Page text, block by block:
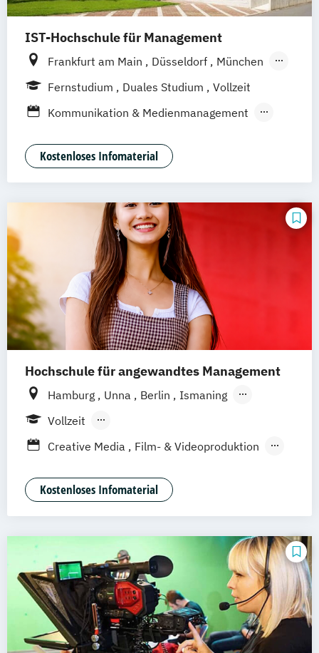
IST-Hochschule für Management
Frankfurt am Main Düsseldorf
München
Berlin
Hamburg Weil am Rhein Essen
Fernstudium Duales Studium
Vollzeit
Kommunikation & Medienmanagement
Medienökonom
Public Relations Hochschulzertifikat
Kostenloses Infomaterial
Hochschule für angewandtes Management
Hamburg Unna Berlin
Ismaning
Mannheim
Stuttgart
Vollzeit
Berufsbegleitendes Präsenzstudium
Creative Media
Film- & Videoproduktion
Media Studies Medienmanagement
Medienpsychologie Musikproduktion
Kostenloses Infomaterial